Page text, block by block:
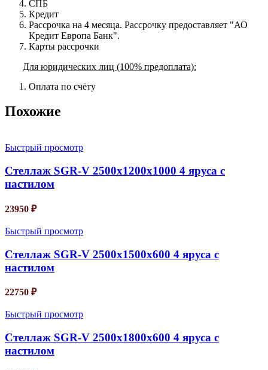
СПБ
Кредит
Рассрочка на 4 месяца. Рассрочку предоставляет "АО
Кредит Европа Банк".
Карты рассрочки
Для юридических лиц (100% предоплата):
Оплата по счёту
Похожие
Быстрый просмотр
Стеллаж SGR-V 2500х1200х1000 4 яруса с
настилом
23950 ₽
Быстрый просмотр
Стеллаж SGR-V 2500х1500х600 4 яруса с
настилом
22750 ₽
Быстрый просмотр
Стеллаж SGR-V 2500х1800х600 4 яруса с
настилом